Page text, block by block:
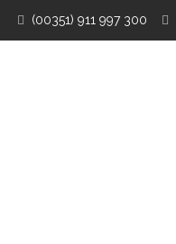
(00351) 911 997 300